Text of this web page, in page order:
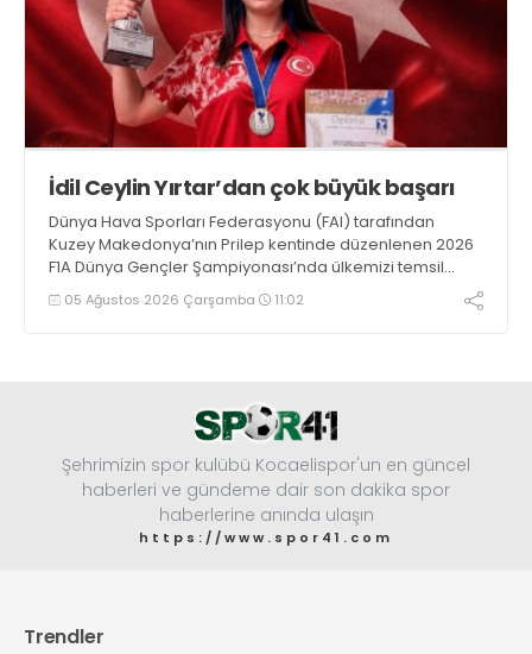
İdil Ceylin Yırtar’dan çok büyük başarı
Dünya Hava Sporları Federasyonu (FAI) tarafından
Kuzey Makedonya’nın Prilep kentinde düzenlenen 2026
F1A Dünya Gençler Şampiyonası’nda ülkemizi temsil
eden millî sporcumuz İdil Ceylin YIRTAR, büyük bir
başarıya imza atarak Dünya ikincisi oldu.
05 Ağustos 2026 Çarşamba 11:02
Şehrimizin spor kulübü Kocaelispor'un en güncel
haberleri ve gündeme dair son dakika spor
haberlerine anında ulaşın
https://www.spor41.com
Trendler